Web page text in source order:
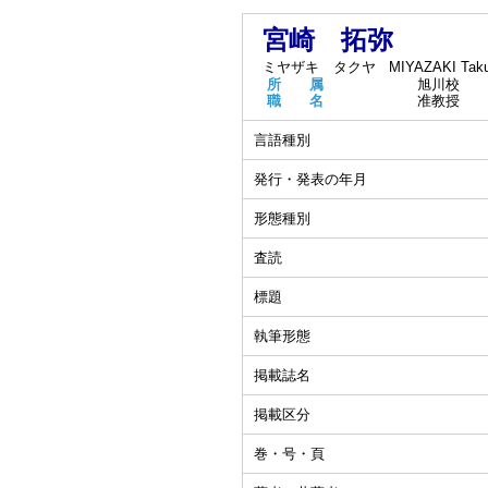
宮崎 拓弥
ミヤザキ タクヤ
MIYAZAKI
所 属
旭川校
職 名
准教授
言語種別
発行・発表の年月
形態種別
査読
標題
執筆形態
掲載誌名
掲載区分
巻・号・頁